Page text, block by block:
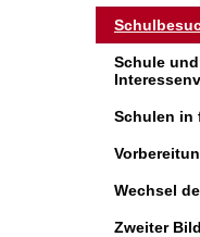
Schule
Schulen in
Wechsel
Zweiter